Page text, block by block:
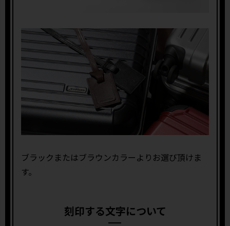
ブラックまたはブラウンカラーよりお選び頂けま
す。
刻印する文字について